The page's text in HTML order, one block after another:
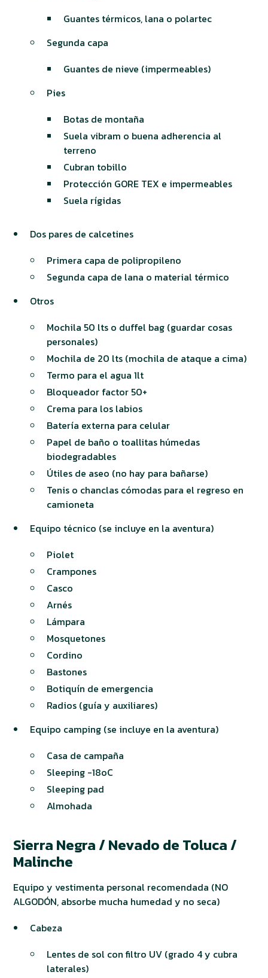
Guantes térmicos, lana o polartec
Segunda capa
Guantes de nieve (impermeables)
Pies
Botas de montaña
Suela vibram o buena adherencia al
terreno
Cubran tobillo
Protección GORE TEX e impermeables
Suela rígidas
Dos pares de calcetines
Primera capa de polipropileno
Segunda capa de lana o material térmico
Otros
Mochila 50 lts o duffel bag (guardar cosas
personales)
Mochila de 20 lts (mochila de ataque a cima)
Termo para el agua 1lt
Bloqueador factor 50+
Crema para los labios
Batería externa para celular
Papel de baño o toallitas húmedas
biodegradables
Útiles de aseo (no hay para bañarse)
Tenis o chanclas cómodas para el regreso en
camioneta
Equipo técnico (se incluye en la aventura)
Piolet
Crampones
Casco
Arnés
Lámpara
Mosquetones
Cordino
Bastones
Botiquín de emergencia
Radios (guía y auxiliares)
Equipo camping (se incluye en la aventura)
Casa de campaña
Sleeping -18oC
Sleeping pad
Almohada
Sierra Negra / Nevado de Toluca /
Malinche
Equipo y vestimenta personal recomendada (NO
ALGODÓN, absorbe mucha humedad y no seca)
Cabeza
Lentes de sol con filtro UV (grado 4 y cubra
laterales)